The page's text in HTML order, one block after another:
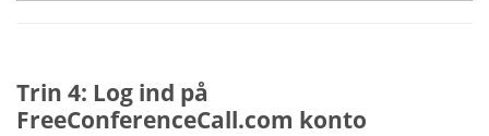
Trin 4: Log ind på
FreeConferenceCall.com konto